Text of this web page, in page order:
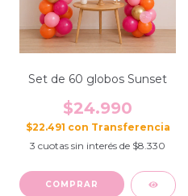
Set de 60 globos Sunset
$24.990
$22.491 con
3 cuotas sin interés de $8.330